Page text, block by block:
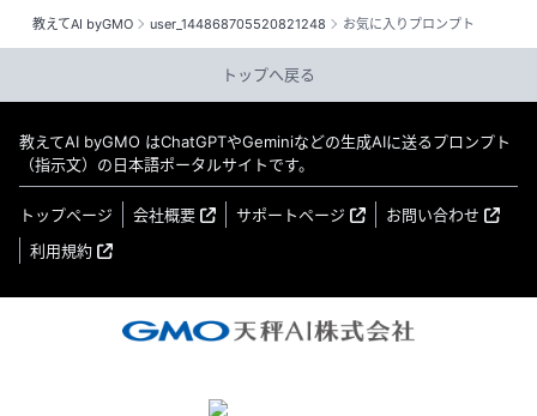
教えてAI byGMO user_144868705520821248 お気に入りプロンプト
トップへ戻る
教えてAI byGMO はChatGPTやGeminiなどの生成AIに送るプロンプト
（指示文）の日本語ポータルサイトです。
トップページ 会社概要 サポートページ
お問い合わせ
利用規約